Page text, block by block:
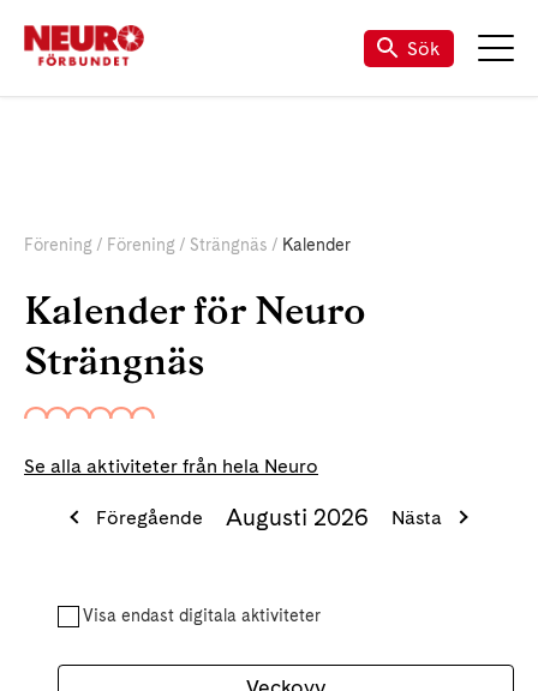
Sök
Förening Förening Strängnäs Kalender
Kalender för Neuro
Strängnäs
Se alla aktiviteter från hela Neuro
Föregående Augusti 2026 Nästa
Visa endast digitala aktiviteter